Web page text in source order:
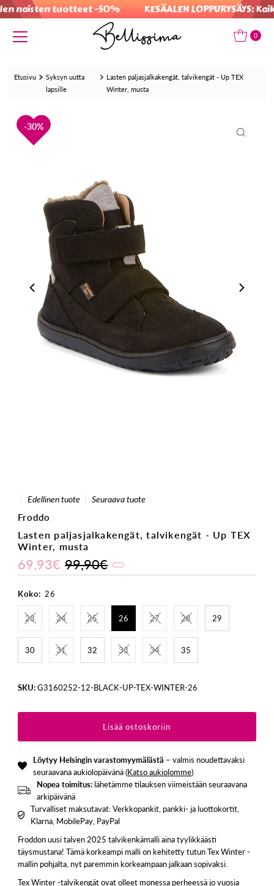
naisten tuotteet -50% KESÄALEN LOPPURYSÄYS:
Translation missing: fi.accessibility.skip_to_text 0
Etusivu
Syksyn uutta
lapsille
Lasten paljasjalkakengät, talvikengät - Up TEX
Winter, musta
30%
30%
30%
30%
30%
30%
30%
Edellinen tuote Seuraava tuote
Froddo
Lasten paljasjalkakengät, talvikengät - Up TEX
Winter, musta
69,93€ 99,90€
Koko: 26
23 24 25 26 27 28 29
30 31 32 33 34 35
SKU:G3160252-12-BLACK-UP-TEX-WINTER-26
Löytyy Helsingin varastomyymälästä – valmis noudettavaksi
seuraavana aukiolopäivänä (Katso aukiolomme)
Nopea toimitus:lähetämme tilauksen viimeistään seuraavana
arkipäivänä
Turvalliset maksutavat: Verkkopankit, pankki- ja luottokortit,
Klarna, MobilePay, PayPal
Froddon uusi talven 2025 talvikenkämalli aina tyylikkäästi
täysmustana! Tämä korkeampi malli on kehitetty tutun Tex Winter -
mallin pohjalta, nyt paremmin korkeampaan jalkaan sopivaksi.
Tex Winter -talvikengät ovat olleet monessa perheessä jo vuosia